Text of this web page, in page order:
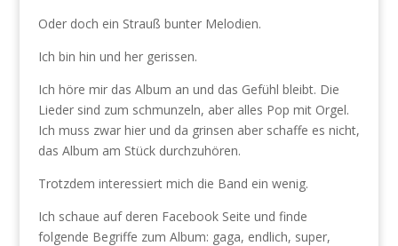
Oder doch ein Strauß bunter Melodien.
Ich bin hin und her gerissen.
Ich höre mir das Album an und das Gefühl bleibt. Die
Lieder sind zum schmunzeln, aber alles Pop mit Orgel.
Ich muss zwar hier und da grinsen aber schaffe es nicht,
das Album am Stück durchzuhören.
Trotzdem interessiert mich die Band ein wenig.
Ich schaue auf deren Facebook Seite und finde
folgende Begriffe zum Album: gaga, endlich, super,